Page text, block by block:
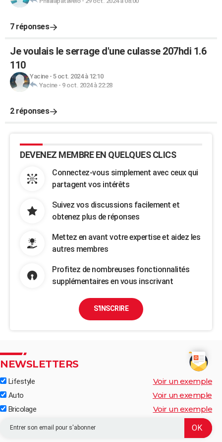
7 réponses
Je voulais le serrage d'une culasse 207hdi 1.6
110
Yacine- 5 oct. 2024 à 12:10
Yacine- 9 oct. 2024 à 22:28
2 réponses
DEVENEZ MEMBRE EN QUELQUES CLICS
Connectez-vous simplement avec ceux qui
partagent vos intérêts
Suivez vos discussions facilement et
obtenez plus de réponses
Mettez en avant votre expertise et aidez les
autres membres
Profitez de nombreuses fonctionnalités
supplémentaires en vous inscrivant
S'INSCRIRE
NEWSLETTERS
Lifestyle Voir un exemple
Auto Voir un exemple
Bricolage Voir un exemple